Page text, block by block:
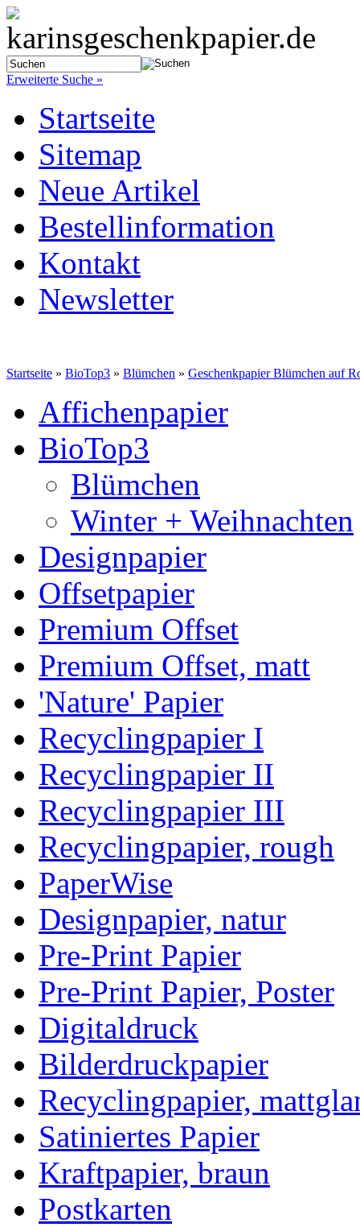
Erweiterte Suche »
Startseite
Sitemap
Neue Artikel
Bestellinformation
Kontakt
Newsletter
Startseite » BioTop3 » Blümchen » Geschenkpapier Blümchen auf
Affichenpapier
BioTop3
Blümchen
Winter + Weihnachten
Designpapier
Offsetpapier
Premium Offset
Premium Offset, matt
'Nature' Papier
Recyclingpapier I
Recyclingpapier II
Recyclingpapier III
Recyclingpapier, rough
PaperWise
Designpapier, natur
Pre-Print Papier
Pre-Print Papier, Poster
Digitaldruck
Bilderdruckpapier
Recyclingpapier,
Satiniertes Papier
Kraftpapier, braun
Postkarten